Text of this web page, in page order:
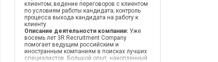
клиентом; ведение переговоров с клиентом
по условиям работы кандидата; контроль
процесса выхода кандидата на работу к
клиенту.
Описание деятельности компании: Уже
восемь лет 3R Recruitment Company
помогает ведущим российским и
иностранным компаниям в поисках лучших
специалистов. Большой опыт, накопленный